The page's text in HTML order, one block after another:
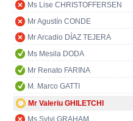
Ms Lise CHRISTOFFERSEN
Mr Agustín CONDE
Mr Arcadio DÍAZ TEJERA
Ms Mesila DODA
Mr Renato FARINA
M. Marco GATTI
Mr Valeriu GHILETCHI